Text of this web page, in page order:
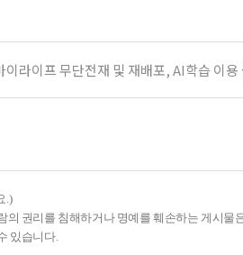
라이프 무단전재 및 재배포, AI학습 이용